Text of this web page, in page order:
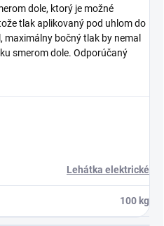
dole, ktorý je možné
tlak aplikovaný pod uhlom do
bočný tlak by nemal
smerom dole. Odporúčaný
Lehátka elektrické
100 kg